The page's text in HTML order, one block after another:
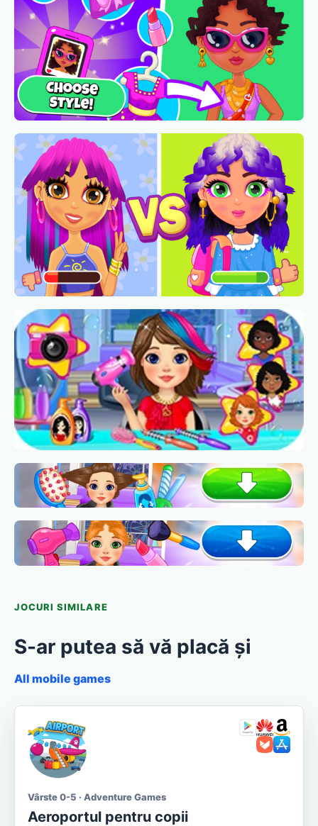
JOCURI SIMILARE
S-ar putea să vă placă și
All mobile games
Vârste 0-5 · Adventure Games
Aeroportul pentru copii